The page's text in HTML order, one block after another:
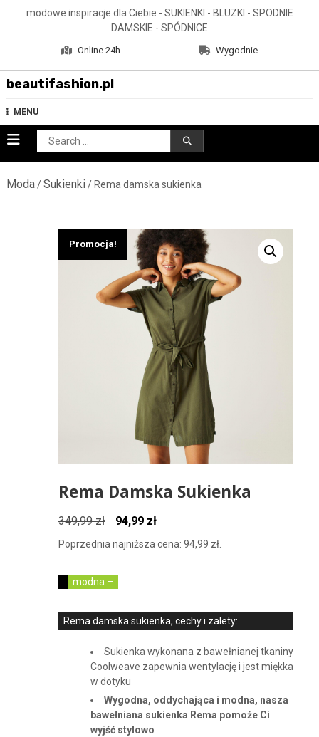
modowe inspiracje dla Ciebie - SUKIENKI - BLUZKI - SPODNIE
DAMSKIE - SPÓDNICE
Online 24h Wygodnie
beautifashion.pl
MENU
Search
for:
Moda/Sukienki/ Rema damska sukienka
Promocja!
Rema Damska Sukienka
349,99zł
Pierwotna
cena
349,99 zł.
94,99 złAktualna
Poprzednia najniższa cena: 94,99 zł.
modna –
Rema damska sukienka, cechy i zalety:
Sukienka wykonana z bawełnianej tkaniny
Coolweave zapewnia wentylację i jest miękka
w dotyku
Wygodna, oddychająca i modna, nasza
bawełniana sukienka Rema pomoże Ci
wyjść stylowo